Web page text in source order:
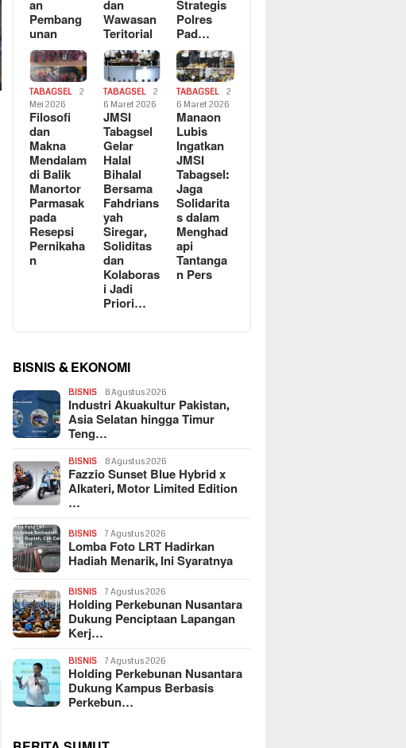
an
Pembang
unan
dan
Wawasan
Teritorial
Strategis
Polres
Pad…
TABAGSEL
2
Mei 2026
Filosofi
dan
Makna
Mendalam
di Balik
Manortor
Parmasak
pada
Resepsi
Pernikaha
n
TABAGSEL
2
6 Maret 2026
JMSI
Tabagsel
Gelar
Halal
Bihalal
Bersama
Fahdrians
yah
Siregar,
Soliditas
dan
Kolaboras
i Jadi
Priori…
TABAGSEL
2
6 Maret 2026
Manaon
Lubis
Ingatkan
JMSI
Tabagsel:
Jaga
Solidarita
s dalam
Menghad
api
Tantanga
n Pers
BISNIS & EKONOMI
BISNIS 8 Agustus 2026
Industri Akuakultur Pakistan,
Asia Selatan hingga Timur
Teng…
BISNIS 8 Agustus 2026
Fazzio Sunset Blue Hybrid x
Alkateri, Motor Limited Edition
…
BISNIS 7 Agustus 2026
Lomba Foto LRT Hadirkan
Hadiah Menarik, Ini Syaratnya
BISNIS 7 Agustus 2026
Holding Perkebunan Nusantara
Dukung Penciptaan Lapangan
Kerj…
BISNIS 7 Agustus 2026
Holding Perkebunan Nusantara
Dukung Kampus Berbasis
Perkebun…